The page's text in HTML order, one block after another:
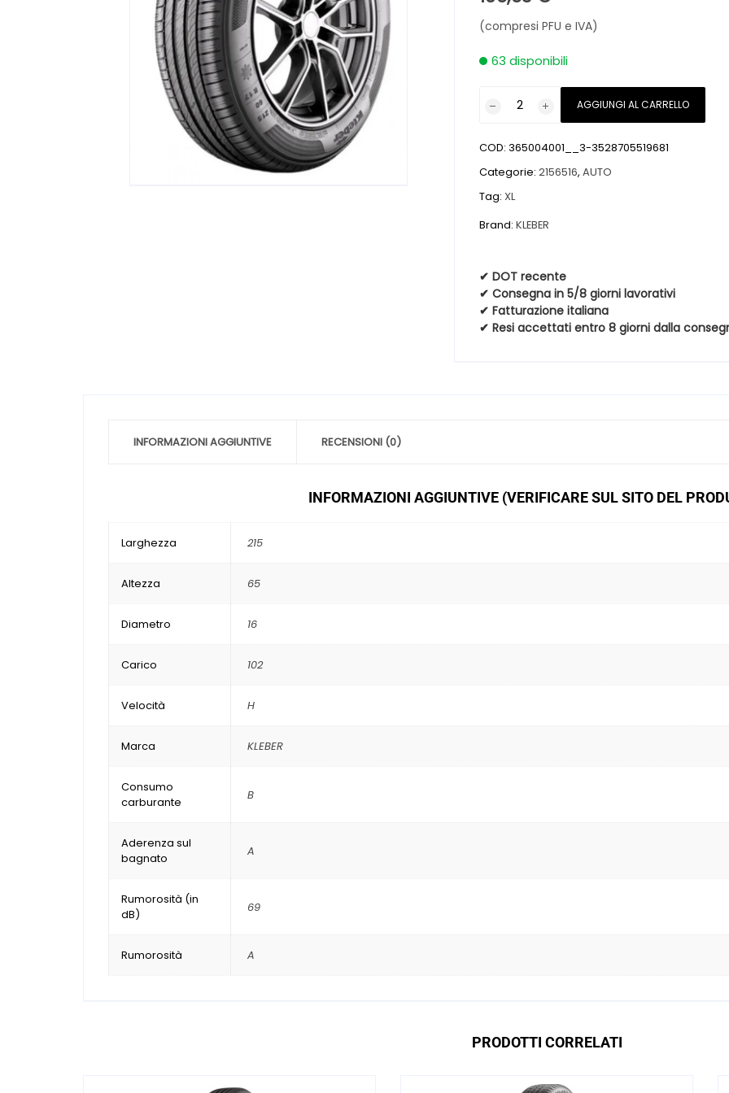
(compresi PFU e IVA)
63 disponibili
DYNAXER
SUV
XL
65
102H
quantità
AGGIUNGI AL CARRELLO
COD: 365004001__3-3528705519681
Categorie: 2156516, AUTO
Tag: XL
Brand: KLEBER
✔ DOT recente
✔ Consegna in 5/8 giorni lavorativi
✔ Fatturazione italiana
✔ Resi accettati entro 8 giorni dalla
INFORMAZIONI AGGIUNTIVE RECENSIONI (0)
INFORMAZIONI AGGIUNTIVE (VERIFICARE SUL SITO DEL
Larghezza 215
Altezza 65
Diametro 16
Carico 102
Velocità H
Marca KLEBER
Consumo
carburante
B
Aderenza sul
bagnato
A
Rumorosità (in
dB)
69
Rumorosità A
PRODOTTI CORRELATI